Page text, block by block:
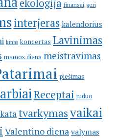
ekologija finansai geri
interjeras kalendorius
kinas koncertas Lavinimas
mamos diena meistravimas
piešimas
Receptai ruduo
tvarkymasvaikai
Valentino diena valymas